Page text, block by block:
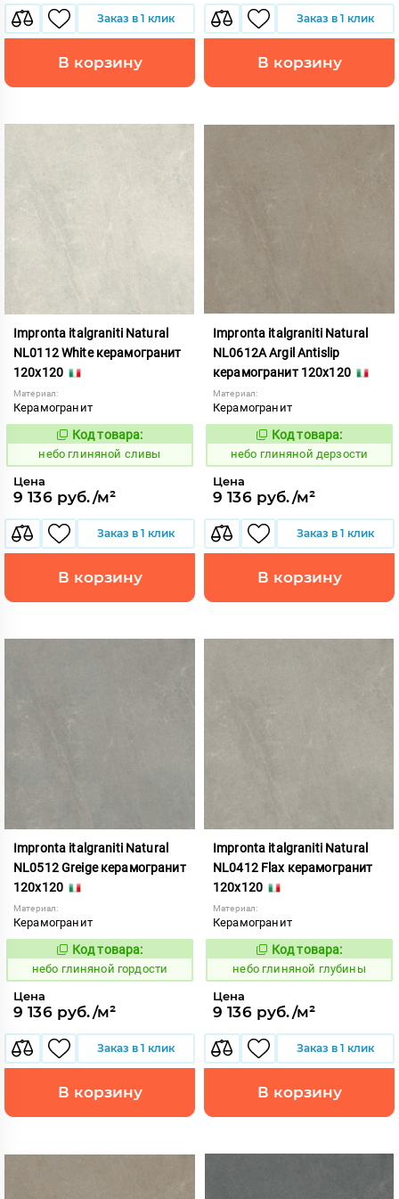
Заказ в 1 клик
В корзину
Заказ в 1 клик
В корзину
Impronta italgraniti Natural
NL0112 White керамогранит
120x120
Материал:
Керамогранит
1111511
Код товара:
небо глиняной сливы
Цена
9 136 руб./м²
Заказ в 1 клик
В корзину
Impronta italgraniti Natural
NL0612A Argil Antislip
керамогранит 120x120
Материал:
Керамогранит
1111520
Код товара:
небо глиняной дерзости
Цена
9 136 руб./м²
Заказ в 1 клик
В корзину
Impronta italgraniti Natural
NL0512 Greige керамогранит
120x120
Материал:
Керамогранит
1111518
Код товара:
небо глиняной гордости
Цена
9 136 руб./м²
Заказ в 1 клик
В корзину
Impronta italgraniti Natural
NL0412 Flax керамогранит
120x120
Материал:
Керамогранит
1111517
Код товара:
небо глиняной глубины
Цена
9 136 руб./м²
Заказ в 1 клик
В корзину